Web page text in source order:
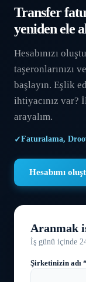
Transfer
yeniden ele
Hesabınızı
taşeronlarınızı
başlayın. Eşlik
ihtiyacınız var?
arayalım.
✓Faturalama,
Hesabımı
Aranmak
İş günü içinde
Şirketinizin adı *